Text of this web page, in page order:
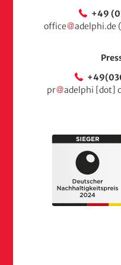
+49
office
adelphi.de
pr
adelphi [dot]